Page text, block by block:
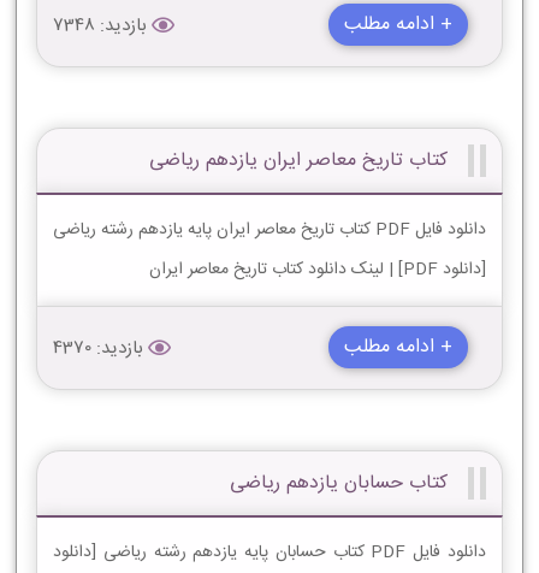
+ ادامه مطلب بازدید: 7348
کتاب تاریخ معاصر ایران یازدهم ریاضی
دانلود فایل PDF کتاب تاریخ معاصر ایران پایه یازدهم رشته ریاضی
[دانلود PDF] | لینک دانلود کتاب تاریخ معاصر ایران
+ ادامه مطلب بازدید: 4370
کتاب حسابان یازدهم ریاضی
دانلود فایل PDF کتاب حسابان پایه یازدهم رشته ریاضی [دانلود